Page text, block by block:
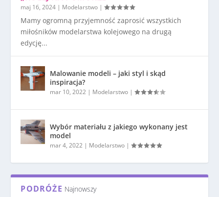
maj 16, 2024 | Modelarstwo |
Mamy ogromną przyjemność zaprosić wszystkich
miłośników modelarstwa kolejowego na drugą
edycję...
Malowanie modeli – jaki styl i skąd
inspiracja?
mar 10, 2022 | Modelarstwo |
Wybór materiału z jakiego wykonany jest
model
mar 4, 2022 | Modelarstwo |
PODRÓŻE Najnowszy